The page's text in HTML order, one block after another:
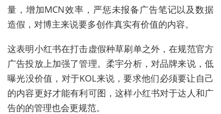
量，增加MCN效率，严惩未报备广告笔记以及数据
造假，对博主来说要多创作真实有价值的内容。
这表明小红书在打击虚假种草刷单之外，在规范官方
广告投放上加强了管理。柔宇分析，对品牌来说，低
曝光没价值，对于KOL来说，要求他们必须要让自己
的内容更好才能有利可图，这样小红书对于达人和广
告的的管理也会更规范。